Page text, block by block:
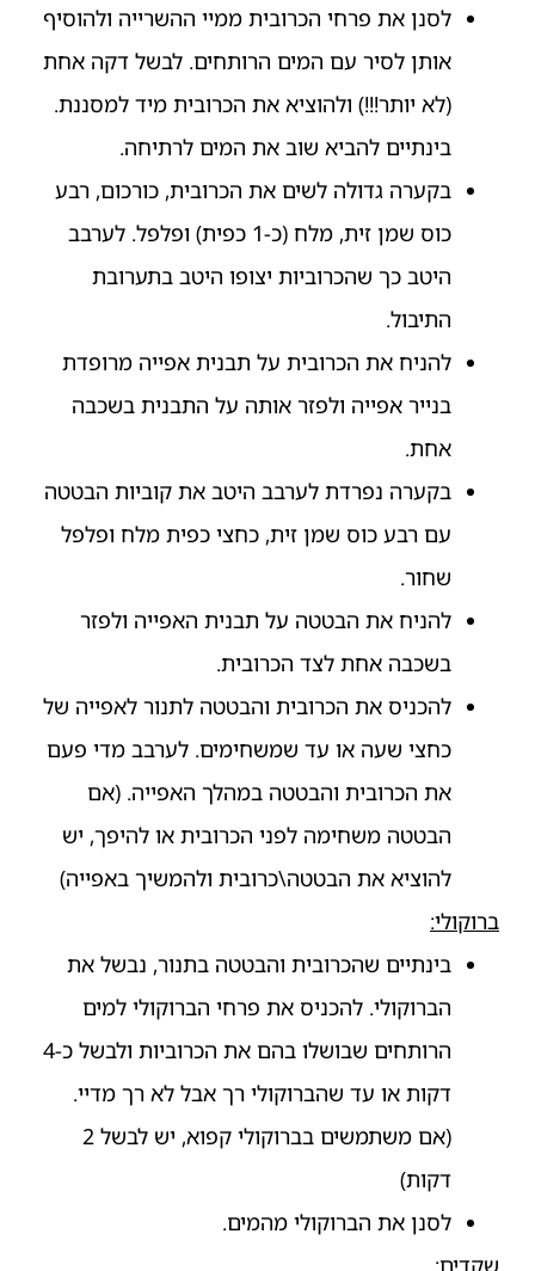
לסנן את פרחי הכרובית ממיי ההשרייה ולהוסיף
אותן לסיר עם המים הרותחים. לבשל דקה אחת
(לא יותר!!!) ולהוציא את הכרובית מיד למסננת.
בינתיים להביא שוב את המים לרתיחה.
בקערה גדולה לשים את הכרובית, כורכום, רבע
כוס שמן זית, מלח (כ-1 כפית) ופלפל. לערבב
היטב כך שהכרוביות יצופו היטב בתערובת
התיבול.
להניח את הכרובית על תבנית אפייה מרופדת
בנייר אפייה ולפזר אותה על התבנית בשכבה
אחת.
בקערה נפרדת לערבב היטב את קוביות הבטטה
עם רבע כוס שמן זית, כחצי כפית מלח ופלפל
שחור.
להניח את הבטטה על תבנית האפייה ולפזר
בשכבה אחת לצד הכרובית.
להכניס את הכרובית והבטטה לתנור לאפייה של
כחצי שעה או עד שמשחימים. לערבב מדי פעם
את הכרובית והבטטה במהלך האפייה. (אם
הבטטה משחימה לפני הכרובית או להיפך, יש
להוציא את הבטטה\כרובית ולהמשיך באפייה)
ברוקולי:
בינתיים שהכרובית והבטטה בתנור, נבשל את
הברוקולי. להכניס את פרחי הברוקולי למים
הרותחים שבושלו בהם את הכרוביות ולבשל כ-4
דקות או עד שהברוקולי רך אבל לא רך מדיי.
(אם משתמשים בברוקולי קפוא, יש לבשל 2
דקות)
לסנן את הברוקולי מהמים.
שקדים: